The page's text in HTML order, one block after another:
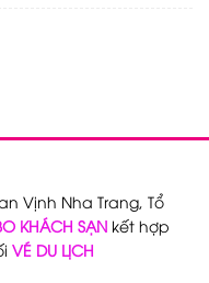
Vịnh Nha Trang, Tổ
KHÁCH SẠN kết hợp
VÉ DU LỊCH